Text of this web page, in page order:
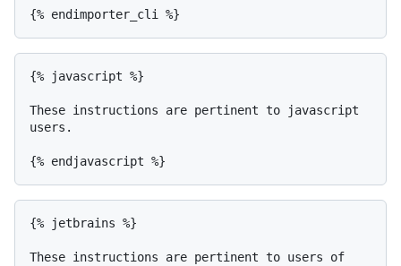
{% javascript %}
These instructions are pertinent to javascript
users.
{% jetbrains %}
These instructions are pertinent to users of